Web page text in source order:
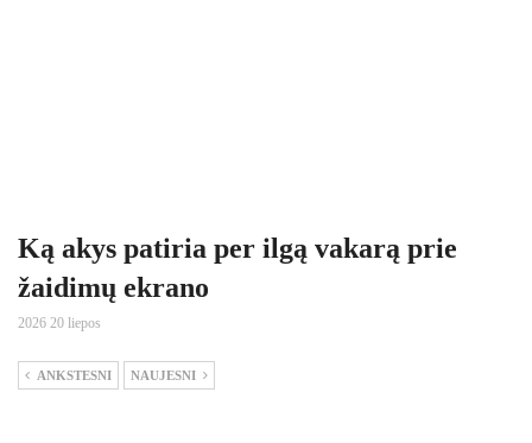
Ką akys patiria per ilgą vakarą prie
žaidimų ekrano
2026 20 liepos
ANKSTESNI NAUJESNI